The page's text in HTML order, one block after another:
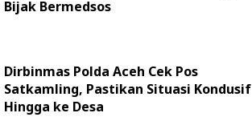
Bijak Bermedsos
Dirbinmas Polda Aceh Cek Pos
Satkamling, Pastikan Situasi Kondusif
Hingga ke Desa